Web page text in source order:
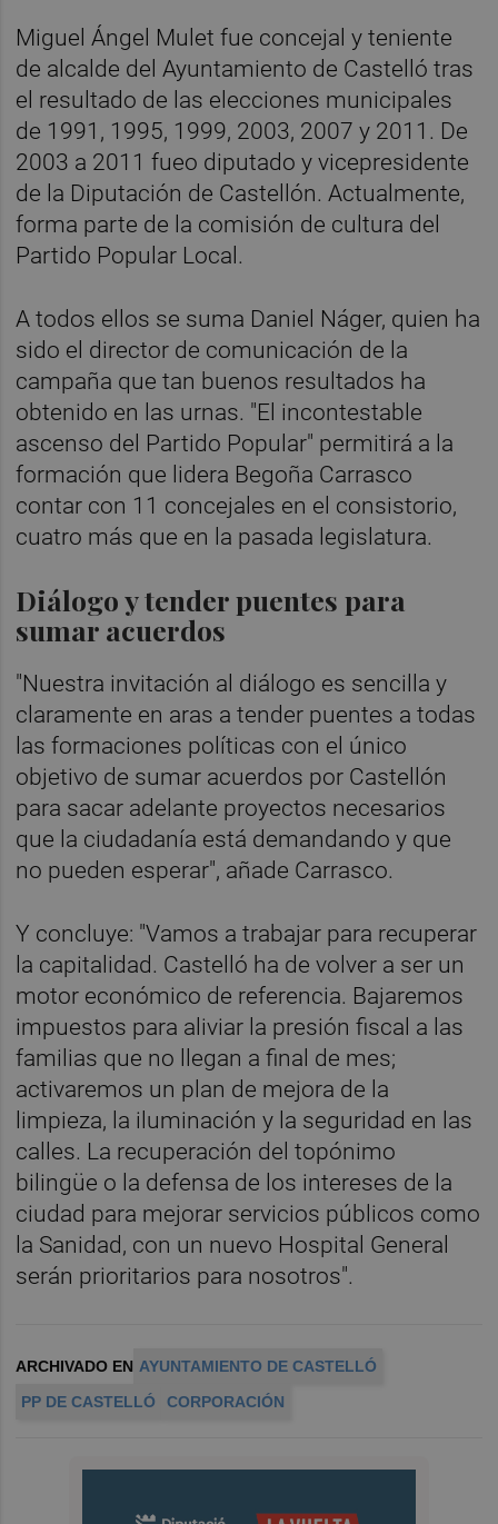
Miguel Ángel Mulet fue concejal y teniente
de alcalde del Ayuntamiento de Castelló tras
el resultado de las elecciones municipales
de 1991, 1995, 1999, 2003, 2007 y 2011. De
2003 a 2011 fueo diputado y vicepresidente
de la Diputación de Castellón. Actualmente,
forma parte de la comisión de cultura del
Partido Popular Local.
A todos ellos se suma Daniel Náger, quien ha
sido el director de comunicación de la
campaña que tan buenos resultados ha
obtenido en las urnas. "El incontestable
ascenso del Partido Popular" permitirá a la
formación que lidera Begoña Carrasco
contar con 11 concejales en el consistorio,
cuatro más que en la pasada legislatura.
Diálogo y tender puentes para
sumar acuerdos
"Nuestra invitación al diálogo es sencilla y
claramente en aras a tender puentes a todas
las formaciones políticas con el único
objetivo de sumar acuerdos por Castellón
para sacar adelante proyectos necesarios
que la ciudadanía está demandando y que
no pueden esperar", añade Carrasco.
Y concluye: "Vamos a trabajar para recuperar
la capitalidad. Castelló ha de volver a ser un
motor económico de referencia. Bajaremos
impuestos para aliviar la presión fiscal a las
familias que no llegan a final de mes;
activaremos un plan de mejora de la
limpieza, la iluminación y la seguridad en las
calles. La recuperación del topónimo
bilingüe o la defensa de los intereses de la
ciudad para mejorar servicios públicos como
la Sanidad, con un nuevo Hospital General
serán prioritarios para nosotros".
ARCHIVADO EN AYUNTAMIENTO DE CASTELLÓ
PP DE CASTELLÓ
CORPORACIÓN